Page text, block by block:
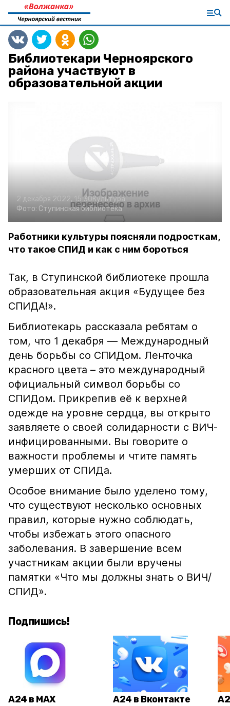
Библиотекари Черноярского
района участвуют в
образовательной акции
2 декабря 2022, 15:30Культура
Фото: Ступинская библиотека
Работники культуры поясняли подросткам,
что такое СПИД и как с ним бороться
Так, в Ступинской библиотеке прошла
образовательная акция «Будущее без
СПИДА!».
Библиотекарь рассказала ребятам о
том, что 1 декабря — Международный
день борьбы со СПИДом. Ленточка
красного цвета – это международный
официальный символ борьбы со
СПИДом. Прикрепив её к верхней
одежде на уровне сердца, вы открыто
заявляете о своей солидарности с ВИЧ-
инфицированными. Вы говорите о
важности проблемы и чтите память
умерших от СПИДа.
Особое внимание было уделено тому,
что существуют несколько основных
правил, которые нужно соблюдать,
чтобы избежать этого опасного
заболевания. В завершение всем
участникам акции были вручены
памятки «Что мы должны знать о ВИЧ/
СПИД».
Подпишись!
А24 в MAX А24 в Вконтакте